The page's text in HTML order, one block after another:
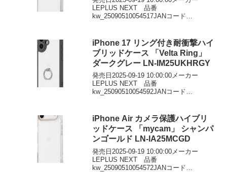
LEPLUS NEXT 品番
kw_25090510054517JANコード
iPhone 17 リング付き耐衝撃ハイ
ブリッドケース 「Velta Ring」
ダークグレー LN-IM25UKHRGY
発売日2025-09-19 10:00:00メーカー
LEPLUS NEXT 品番
kw_25090510054592JANコード
iPhone Air カメラ保護ハイブリ
ッドケース 「mycam」 シャンパ
ンゴールド LN-IA25MCGD
発売日2025-09-19 10:00:00メーカー
LEPLUS NEXT 品番
kw_25090510054572JANコード